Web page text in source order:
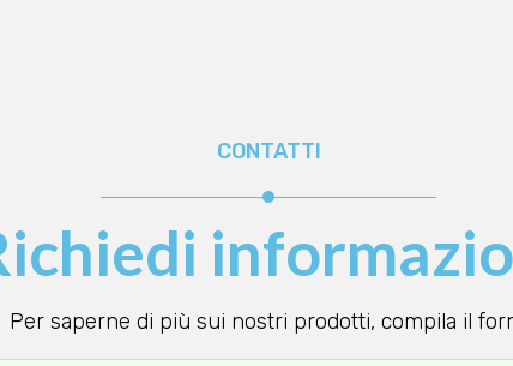
CONTATTI
Per saperne di più sui nostri prodotti, compila il